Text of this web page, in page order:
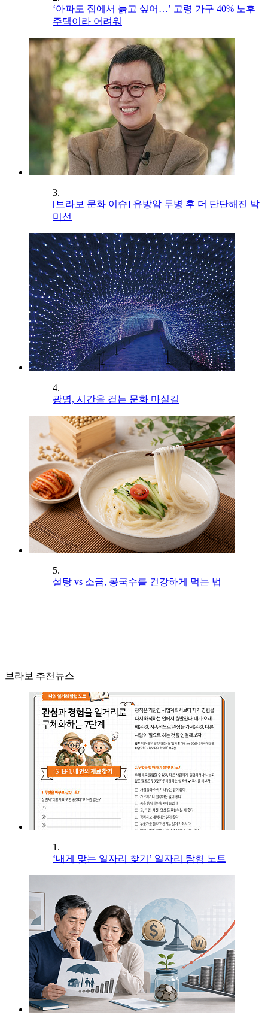
‘아파도 집에서 늙고 싶어…’ 고령 가구 40% 노후
주택이라 어려워
3.
[브라보 문화 이슈] 유방암 투병 후 더 단단해진 박
미선
4.
광명, 시간을 걷는 문화 마실길
5.
설탕 vs 소금, 콩국수를 건강하게 먹는 법
브라보 추천뉴스
1.
‘내게 맞는 일자리 찾기’ 일자리 탐험 노트